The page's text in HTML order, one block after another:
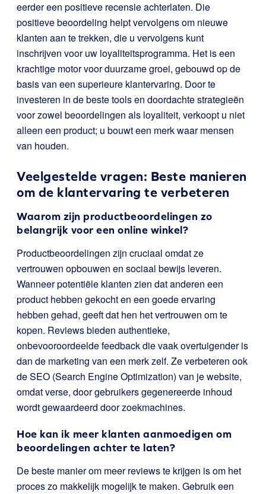
eerder een positieve recensie achterlaten. Die
positieve beoordeling helpt vervolgens om nieuwe
klanten aan te trekken, die u vervolgens kunt
inschrijven voor uw loyaliteitsprogramma. Het is een
krachtige motor voor duurzame groei, gebouwd op de
basis van een superieure klantervaring. Door te
investeren in de beste tools en doordachte strategieën
voor zowel beoordelingen als loyaliteit, verkoopt u niet
alleen een product; u bouwt een merk waar mensen
van houden.
Veelgestelde vragen: Beste manieren
om de klantervaring te verbeteren
Waarom zijn productbeoordelingen zo
belangrijk voor een online winkel?
Productbeoordelingen zijn cruciaal omdat ze
vertrouwen opbouwen en sociaal bewijs leveren.
Wanneer potentiële klanten zien dat anderen een
product hebben gekocht en een goede ervaring
hebben gehad, geeft dat hen het vertrouwen om te
kopen. Reviews bieden authentieke,
onbevooroordeelde feedback die vaak overtuigender is
dan de marketing van een merk zelf. Ze verbeteren ook
de SEO (Search Engine Optimization) van je website,
omdat verse, door gebruikers gegenereerde inhoud
wordt gewaardeerd door zoekmachines.
Hoe kan ik meer klanten aanmoedigen om
beoordelingen achter te laten?
De beste manier om meer reviews te krijgen is om het
proces zo makkelijk mogelijk te maken. Gebruik een